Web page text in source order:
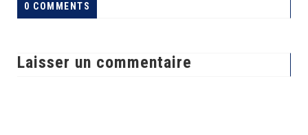
0 COMMENTS
Laisser un commentaire